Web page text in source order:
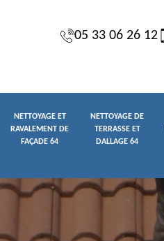
05 33 06 26 12
NETTOYAGE ET
RAVALEMENT DE
FAÇADE 64
NETTOYAGE DE
TERRASSE ET
DALLAGE 64